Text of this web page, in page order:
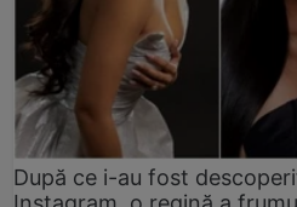
După ce i-au fost